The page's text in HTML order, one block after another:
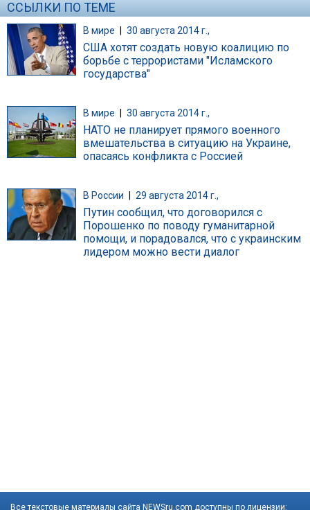
ССЫЛКИ ПО ТЕМЕ
В мире | 30 августа 2014 г.,
США хотят создать новую коалицию по
борьбе с террористами "Исламского
государства"
В мире 30 августа 2014 г.,
НАТО не планирует прямого военного
вмешательства в ситуацию на Украине,
опасаясь конфликта с Россией
В России 29 августа 2014 г.,
Путин сообщил, что договорился с
Порошенко по поводу гуманитарной
помощи, и порадовался, что с украинским
лидером можно вести диалог
Все текстовые материалы сайта NEWSru.com доступны по лицензии: